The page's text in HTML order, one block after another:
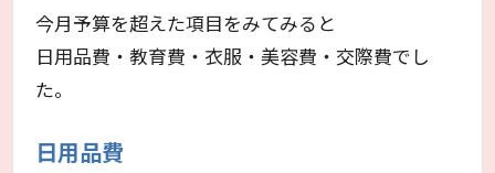
今月予算を超えた項目をみてみると
日用品費・教育費・衣服・美容費・交際費でし
た。
日用品費